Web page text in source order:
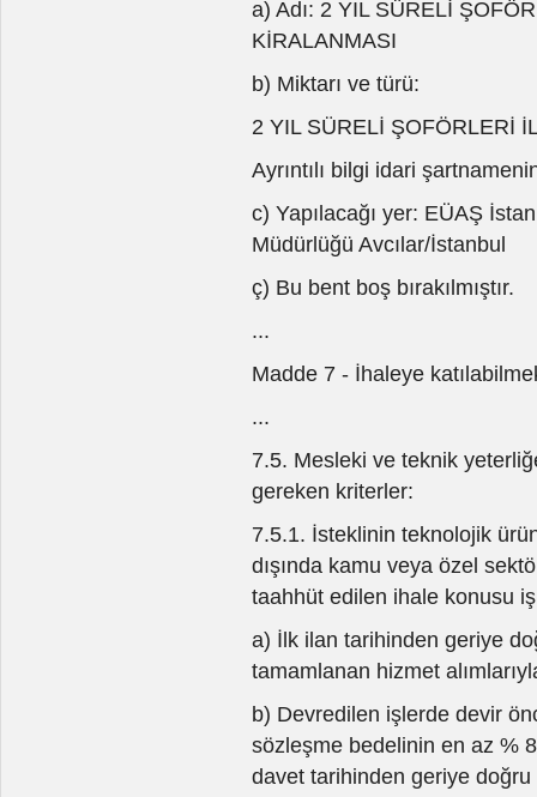
a) Adı: 2 YIL SÜRELİ
KİRALANMASI
b) Miktarı ve türü:
2 YIL SÜRELİ ŞOFÖRLERİ
Ayrıntılı bilgi idari
c) Yapılacağı yer: EÜAŞ
Müdürlüğü Avcılar/İstanbul
ç) Bu bent boş bırakılmıştır.
...
Madde 7 - İhaleye
...
7.5. Mesleki ve teknik
gereken kriterler:
7.5.1. İsteklinin teknolojik
dışında kamu veya özel
taahhüt edilen ihale konusu
a) İlk ilan tarihinden geriye
tamamlanan hizmet
b) Devredilen işlerde devir
sözleşme bedelinin en az %
davet tarihinden geriye